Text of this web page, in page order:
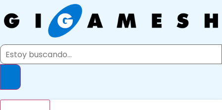
al
contenido
Search